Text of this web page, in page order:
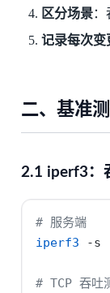
区分场景
记录每次变
二、基准
2.1 iperf3：
# 服务端
iperf3
-s
# TCP 吞吐